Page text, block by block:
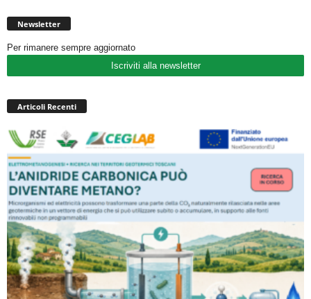
Newsletter
Per rimanere sempre aggiornato
Iscriviti alla newsletter
Articoli Recenti